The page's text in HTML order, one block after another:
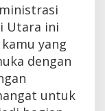
Utara ini
yang
dengan
untuk